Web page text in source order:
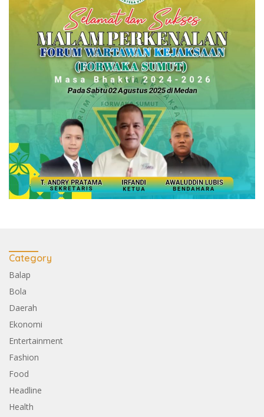
Category
Balap
Bola
Daerah
Ekonomi
Entertainment
Fashion
Food
Headline
Health